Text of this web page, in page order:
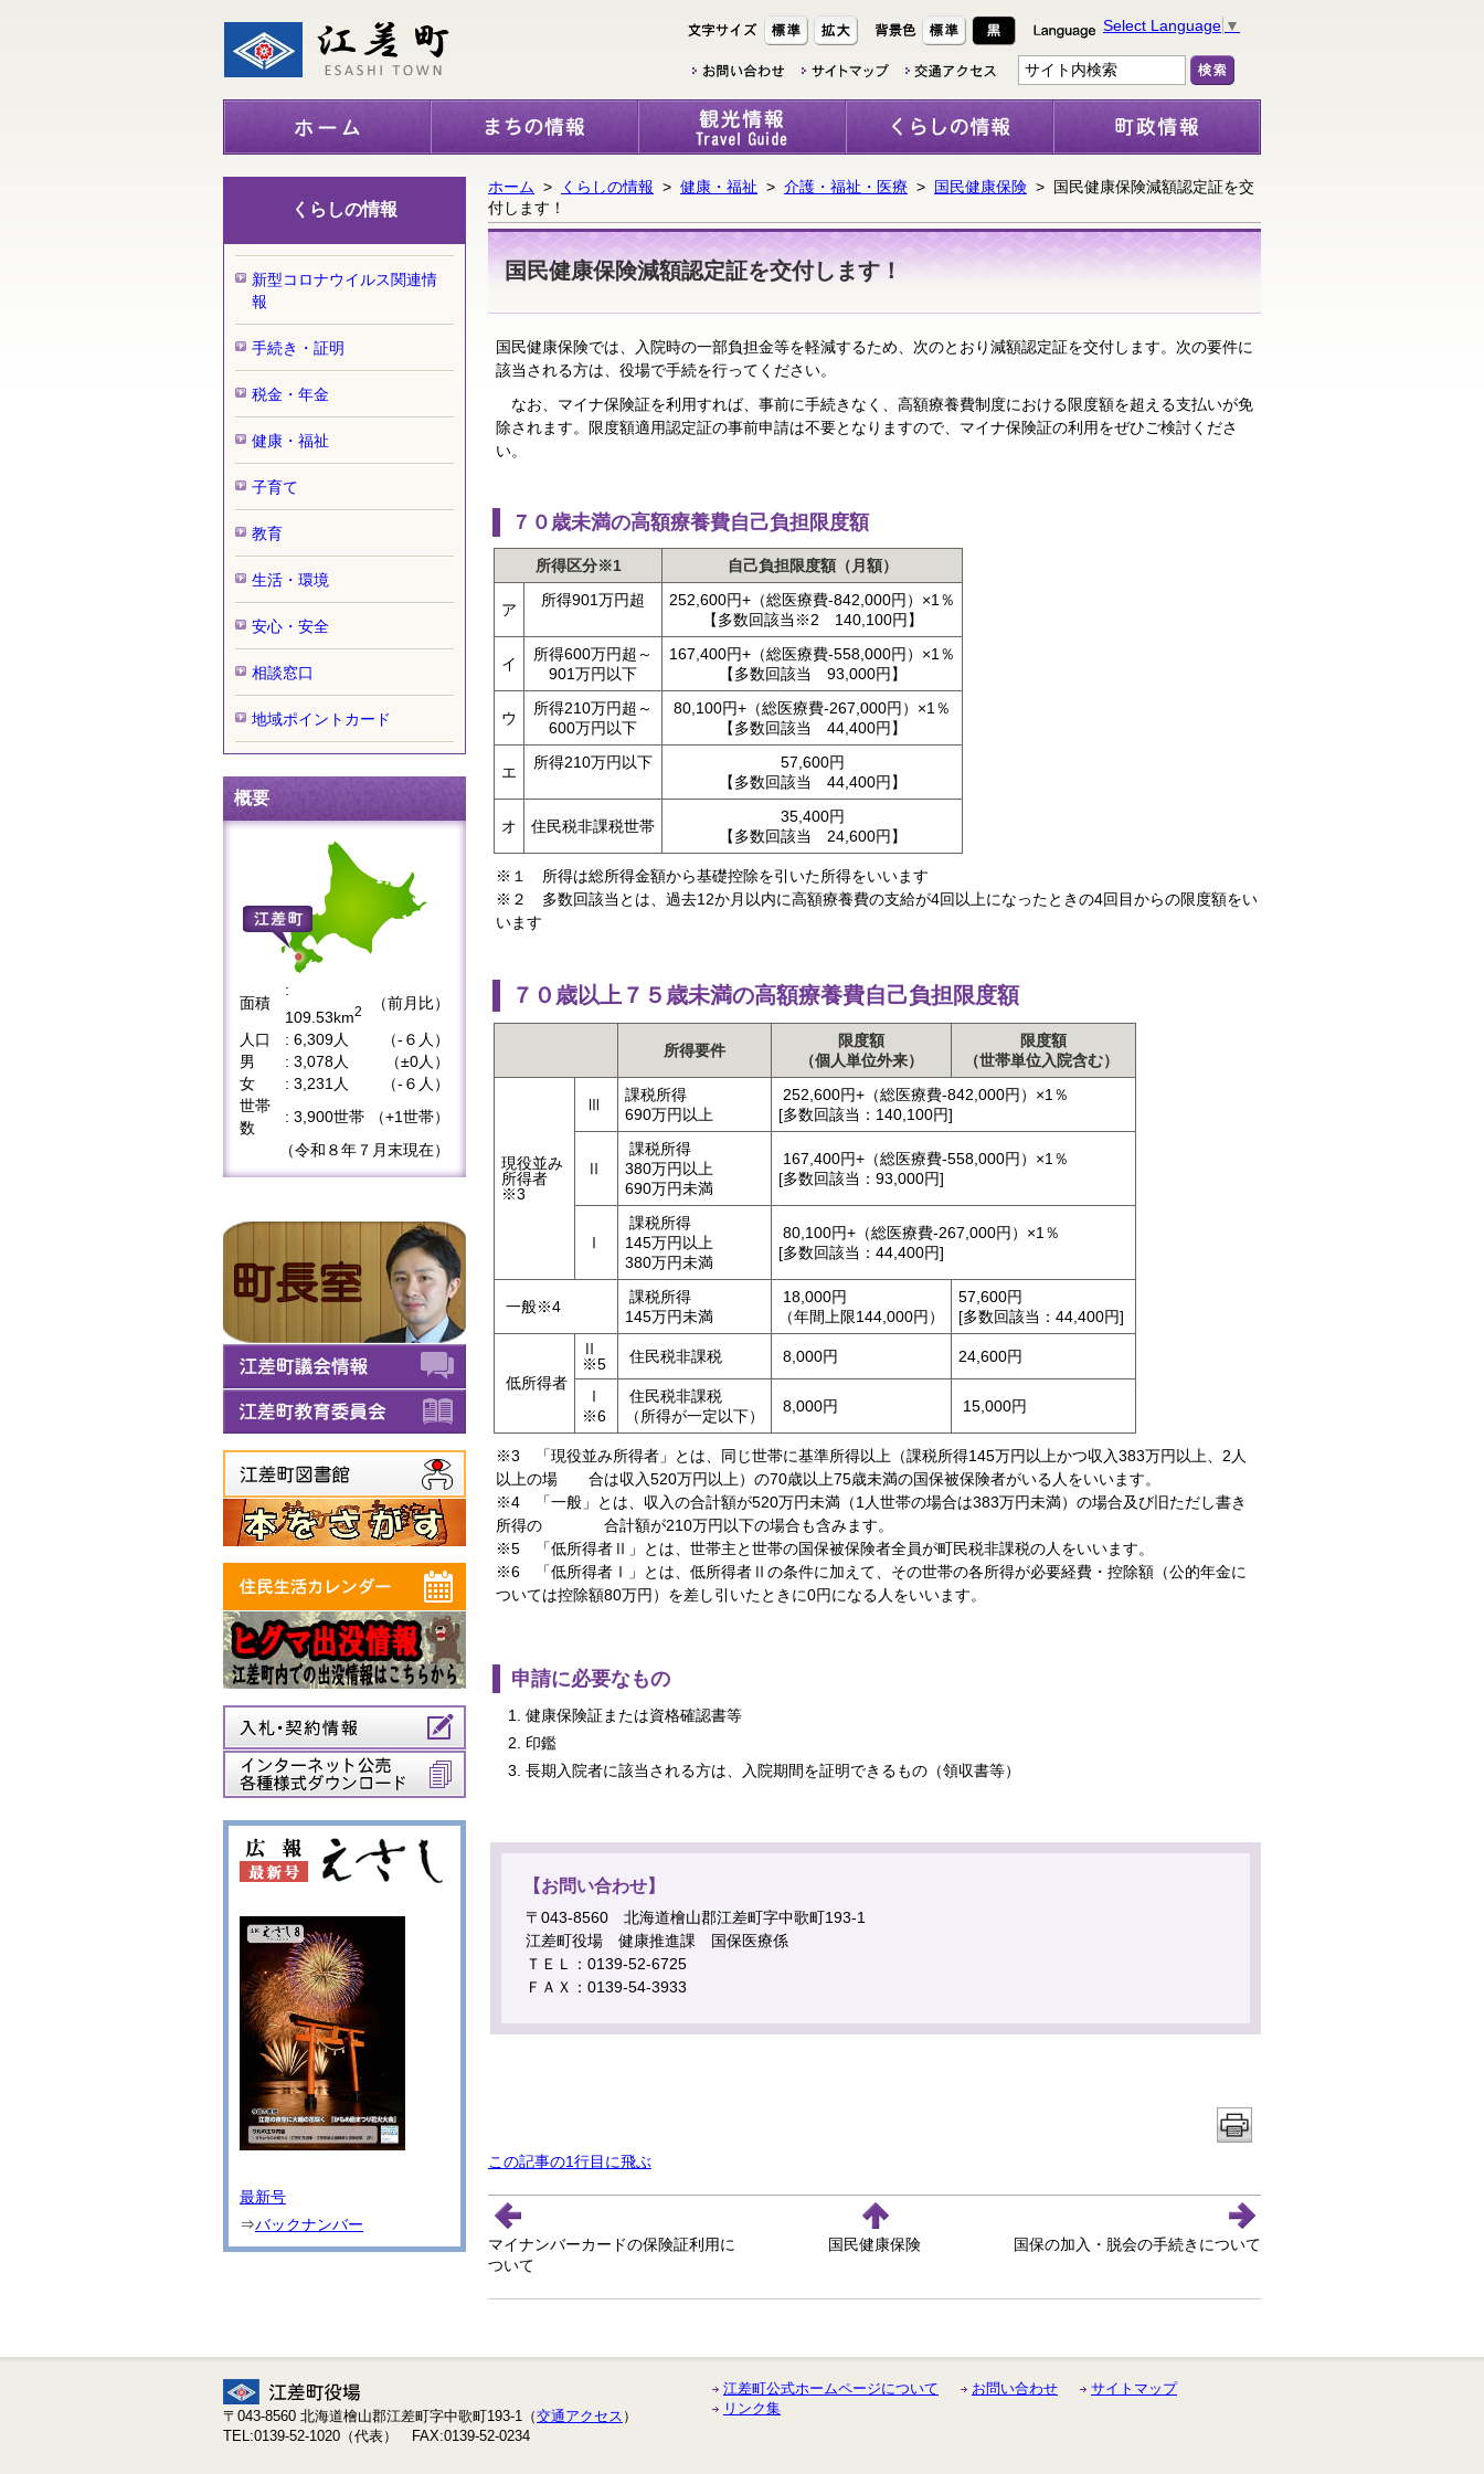
Select Language ▼
ホーム > くらしの情報 > 健康・福祉 > 介護・福祉・医療 > 国民健康保険 > 国民健康保険減額認定証を交
付します！
国民健康保険減額認定証を交付します！
国民健康保険では、入院時の一部負担金等を軽減するため、次のとおり減額認定証を交付します。次の要件に
該当される方は、役場で手続を行ってください。
なお、マイナ保険証を利用すれば、事前に手続きなく、高額療養費制度における限度額を超える支払いが免
除されます。限度額適用認定証の事前申請は不要となりますので、マイナ保険証の利用をぜひご検討くださ
い。
７０歳未満の高額療養費自己負担限度額
所得区分※1 自己負担限度額（月額）
ア
所得901万円超
252,600円+（総医療費-842,000円）×1％
【多数回該当※2 140,100円】
イ
所得600万円超～
901万円以下
167,400円+（総医療費-558,000円）×1％
【多数回該当 93,000円】
ウ
所得210万円超～
600万円以下
80,100円+（総医療費-267,000円）×1％
【多数回該当 44,400円】
エ
所得210万円以下
57,600円
【多数回該当 44,400円】
オ 住民税非課税世帯
35,400円
【多数回該当 24,600円】
※１ 所得は総所得金額から基礎控除を引いた所得をいいます
※２ 多数回該当とは、過去12か月以内に高額療養費の支給が4回以上になったときの4回目からの限度額をい
います
７０歳以上７５歳未満の高額療養費自己負担限度額
所得要件
限度額
（個人単位外来）
限度額
（世帯単位入院含む）
現役並み
所得者
※3
Ⅲ
課税所得
690万円以上
252,600円+（総医療費-842,000円）×1％
[多数回該当：140,100円]
Ⅱ
課税所得
380万円以上
690万円未満
167,400円+（総医療費-558,000円）×1％
[多数回該当：93,000円]
Ⅰ
課税所得
145万円以上
380万円未満
80,100円+（総医療費-267,000円）×1％
[多数回該当：44,400円]
一般※4
課税所得
145万円未満
18,000円
（年間上限144,000円）
57,600円
[多数回該当：44,400円]
低所得者
Ⅱ
※5
住民税非課税 8,000円 24,600円
Ⅰ
※6
住民税非課税
（所得が一定以下）
8,000円 15,000円
※3 「現役並み所得者」とは、同じ世帯に基準所得以上（課税所得145万円以上かつ収入383万円以上、2人
以上の場
合は収入520万円以上）の70歳以上75歳未満の国保被保険者がいる人をいいます。
※4 「一般」とは、収入の合計額が520万円未満（1人世帯の場合は383万円未満）の場合及び旧ただし書き
所得の
合計額が210万円以下の場合も含みます。
※5 「低所得者Ⅱ」とは、世帯主と世帯の国保被保険者全員が町民税非課税の人をいいます。
※6 「低所得者Ⅰ」とは、低所得者Ⅱの条件に加えて、その世帯の各所得が必要経費・控除額（公的年金に
ついては控除額80万円）を差し引いたときに0円になる人をいいます。
申請に必要なもの
健康保険証または資格確認書等
印鑑
長期入院者に該当される方は、入院期間を証明できるもの（領収書等）
【お問い合わせ】
〒043-8560 北海道檜山郡江差町字中歌町193-1
江差町役場 健康推進課 国保医療係
ＴＥＬ：0139-52-6725
ＦＡＸ：0139-54-3933
この記事の1行目に飛ぶ
マイナンバーカードの保険証利用に
ついて
国民健康保険 国保の加入・脱会の手続きについて
くらしの情報
新型コロナウイルス関連情
報
手続き・証明
税金・年金
健康・福祉
子育て
教育
生活・環境
安心・安全
相談窓口
地域ポイントカード
概要
面積
:
109.53km2 （前月比）
人口 : 6,309人
（-６人）
男
: 3,078人
（±0人）
女
: 3,231人
（-６人）
世帯
数
: 3,900世帯
（+1世帯）
（令和８年７月末現在）
最新号
⇒バックナンバー
〒043-8560 北海道檜山郡江差町字中歌町193-1（交通アクセス ）
TEL:0139-52-1020（代表） FAX:0139-52-0234
江差町公式ホームページについて お問い合わせ
サイトマップ
リンク集